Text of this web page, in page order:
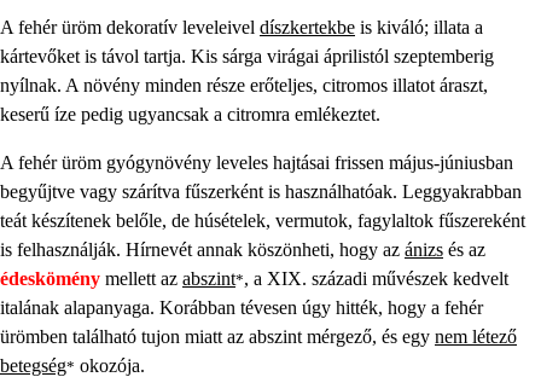
A fehér üröm dekoratív leveleivel díszkertekbe is kiváló; illata a
kártevőket is távol tartja. Kis sárga virágai áprilistól szeptemberig
nyílnak. A növény minden része erőteljes, citromos illatot áraszt,
keserű íze pedig ugyancsak a citromra emlékeztet.
A fehér üröm gyógynövény leveles hajtásai frissen május-júniusban
begyűjtve vagy szárítva fűszerként is használhatóak. Leggyakrabban
teát készítenek belőle, de húsételek, vermutok, fagylaltok fűszereként
is felhasználják. Hírnevét annak köszönheti, hogy az ánizs és az
édeskömény mellett az abszint*, a XIX. századi művészek kedvelt
italának alapanyaga. Korábban tévesen úgy hitték, hogy a fehér
ürömben található tujon miatt az abszint mérgező, és egy nem létező
betegség* okozója.